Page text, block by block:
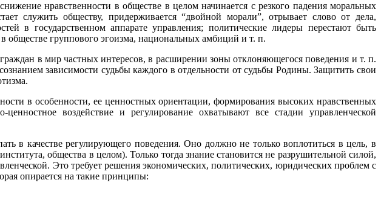
нравственности в обществе в целом начинается с резкого падения моральных
служить обществу, придерживается “двойной морали”, отрывает слово от дела,
в государственном аппарате управления; политические лидеры перестают быть
группового эгоизма, национальных амбиций и т. п.
в мир частных интересов, в расширении зоны отклоняющегося поведения и т. п.
зависимости судьбы каждого в отдельности от судьбы Родины. Защитить свои
в особенности, ее ценностных ориентации, формирования высоких нравственных
воздействие и регулирование охватывают все стадии управленческой
в качестве регулирующего поведения. Оно должно не только воплотиться в цель, в
общества в целом). Только тогда знание становится не разрушительной силой,
Это требует решения экономических, политических, юридических проблем с
опирается на такие принципы: